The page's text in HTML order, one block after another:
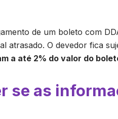
de um boleto com
atrasado. O devedor fica
a até 2% do valor do
se as